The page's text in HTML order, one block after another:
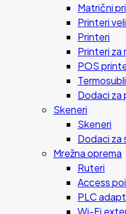
Matrični
Printeri
Printeri
Printeri za
POS
Dodaci za
Skeneri
Skeneri
Dodaci za
Mrežna oprema
Ruteri
Access
PLC
Wi-Fi